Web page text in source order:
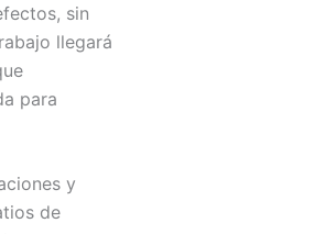
sin
llegará
para
y
de